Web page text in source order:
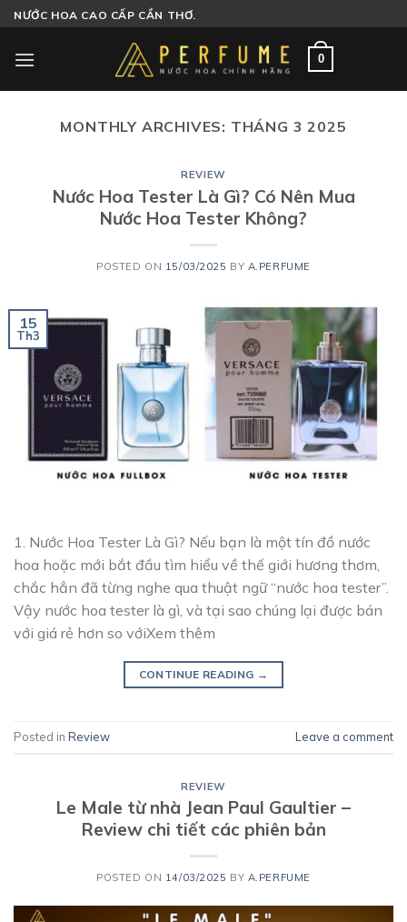
Skip
to
content
NƯỚC HOA CAO CẤP CẦN THƠ.
0
MONTHLY ARCHIVES: THÁNG 3 2025
REVIEW
Nước Hoa Tester Là Gì? Có Nên Mua
Nước Hoa Tester Không?
POSTED ON 15/03/2025 BY A.PERFUME
15
Th3
1. Nước Hoa Tester Là Gì? Nếu bạn là một tín đồ nước
hoa hoặc mới bắt đầu tìm hiểu về thế giới hương thơm,
chắc hẳn đã từng nghe qua thuật ngữ “nước hoa tester”.
Vậy nước hoa tester là gì, và tại sao chúng lại được bán
với giá rẻ hơn so vớiXem thêm
CONTINUE READING →
Posted in Review Leave a comment
REVIEW
Le Male từ nhà Jean Paul Gaultier –
Review chi tiết các phiên bản
POSTED ON 14/03/2025 BY A.PERFUME